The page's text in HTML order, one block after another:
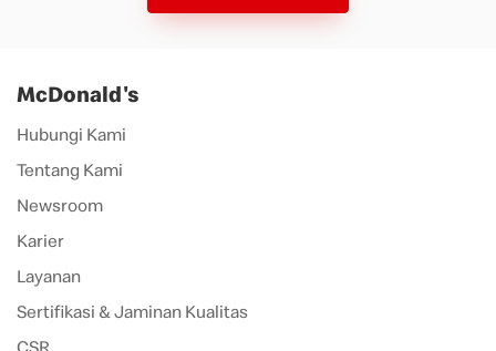
McDonald's
Hubungi Kami
Tentang Kami
Newsroom
Karier
Layanan
Sertifikasi & Jaminan Kualitas